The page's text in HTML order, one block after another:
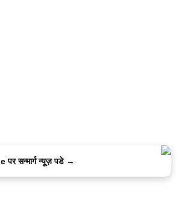
पर सन्मार्ग न्यूज़ पडे →